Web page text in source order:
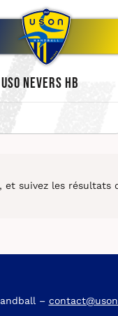
USO Nevers HB
et suivez les résultats
–